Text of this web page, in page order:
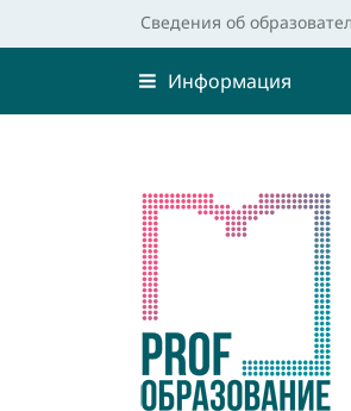
Сведения об
Информация